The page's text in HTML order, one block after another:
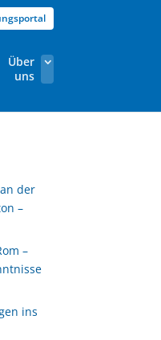
Über
uns
der
–
–
ins